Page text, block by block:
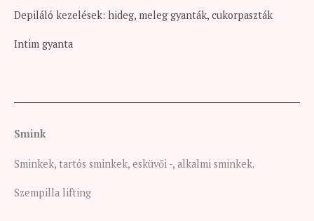
Depiláló kezelések: hideg, meleg gyanták, cukorpaszták
Intim gyanta
Smink
Sminkek, tartós sminkek, esküvői -, alkalmi sminkek.
Szempilla lifting